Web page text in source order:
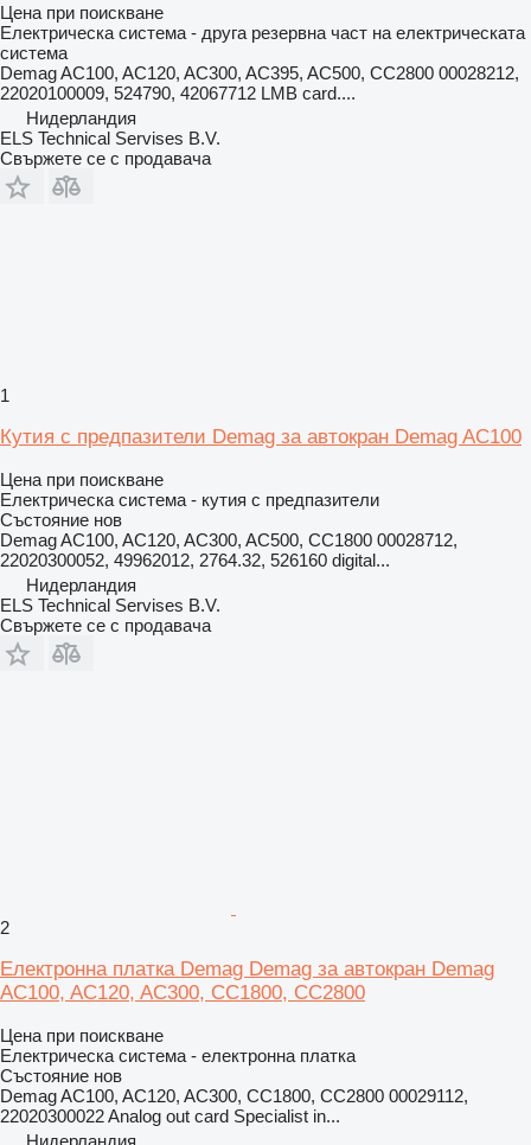
Цена при поискване
Електрическа система - друга резервна част на електрическата
система
Demag AC100, AC120, AC300, AC395, AC500, CC2800 00028212,
22020100009, 524790, 42067712 LMB card....
Нидерландия
ELS Technical Servises B.V.
Свържете се с продавача
1
Кутия с предпазители Demag за автокран Demag AC100
Цена при поискване
Електрическа система - кутия с предпазители
Състояние нов
Demag AC100, AC120, AC300, AC500, CC1800 00028712,
22020300052, 49962012, 2764.32, 526160 digital...
Нидерландия
ELS Technical Servises B.V.
Свържете се с продавача
2
Електронна платка Demag Demag за автокран Demag
AC100, AC120, AC300, CC1800, CC2800
Цена при поискване
Електрическа система - електронна платка
Състояние нов
Demag AC100, AC120, AC300, CC1800, CC2800 00029112,
22020300022 Analog out card Specialist in...
Нидерландия